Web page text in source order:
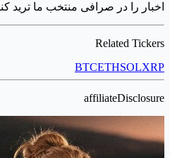
اخبار را در صرافی منتخب ما ترید
Related Tickers
BTCETHSOLXRP
affiliateDisclosure